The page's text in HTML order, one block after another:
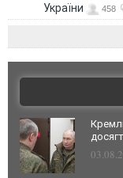
України
458